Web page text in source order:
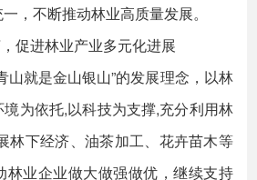
，不断推动林业高质量发展。
进林业产业多元化进展
就是金山银山”的发展理念，以林
为依托,以科技为支撑,充分利用林
林下经济、油茶加工、花卉苗木等
林业企业做大做强做优，继续支持